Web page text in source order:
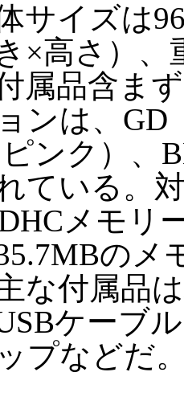
サイズは
×高さ）、
属品含ま
ンは、GD
ンク）、
ている。
メモリ
のメ
な付属品
ケーブ
プなどだ